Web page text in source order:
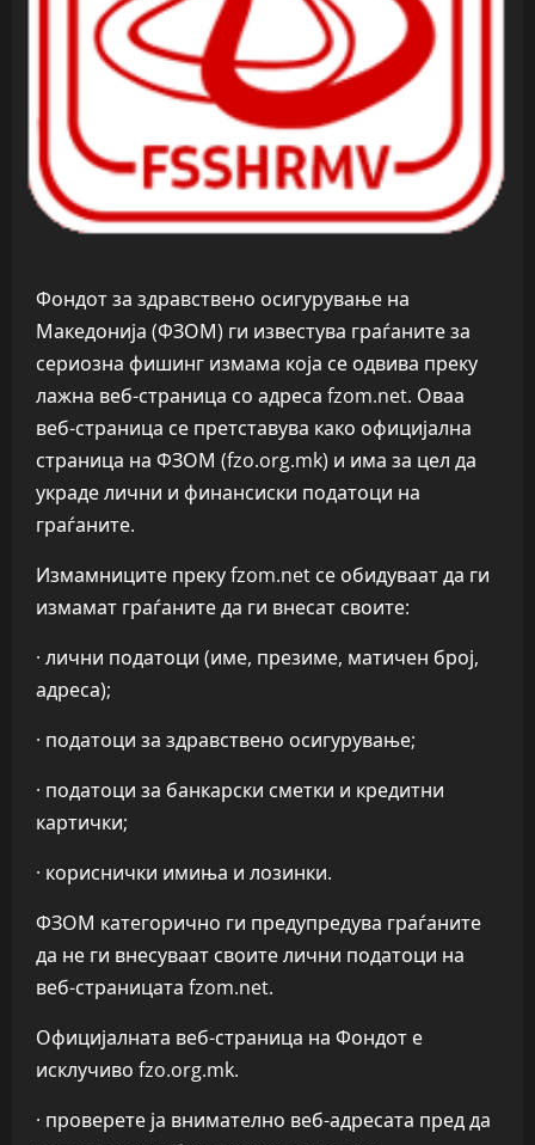
Фондот за здравствено осигурување на
Македонија (ФЗОМ) ги известува граѓаните за
сериозна фишинг измама која се одвива преку
лажна веб-страница со адреса fzom.net. Оваа
веб-страница се претставува како официјална
страница на ФЗОМ (fzo.org.mk) и има за цел да
украде лични и финансиски податоци на
граѓаните.
Измамниците преку fzom.net се обидуваат да ги
измамат граѓаните да ги внесат своите:
· лични податоци (име, презиме, матичен број,
адреса);
· податоци за здравствено осигурување;
· податоци за банкарски сметки и кредитни
картички;
· кориснички имиња и лозинки.
ФЗОМ категорично ги предупредува граѓаните
да не ги внесуваат своите лични податоци на
веб-страницата fzom.net.
Официјалната веб-страница на Фондот е
исклучиво fzo.org.mk.
· проверете ја внимателно веб-адресата пред да